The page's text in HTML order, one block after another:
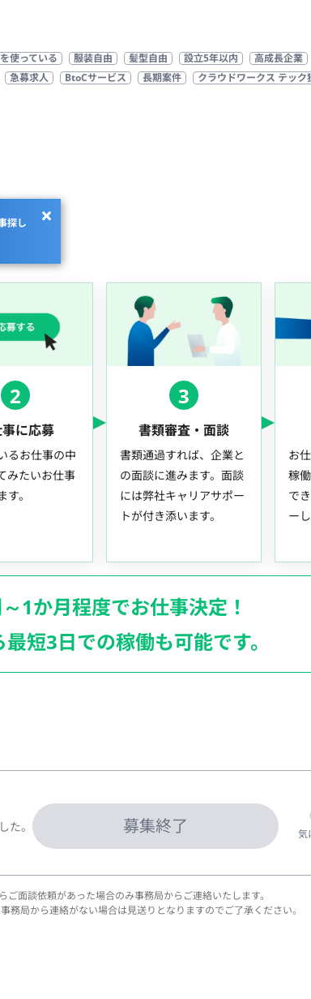
探し
使っている 服装自由 髪型自由 設立5年以内 高成長企業
急募求人 BtoCサービス 長期案件 クラウドワークス テック
2
に応募
るお仕事の中
みたいお仕事
。
3
書類審査・面談
書類通過すれば、企業と
の面談に進みます。面談
には弊社キャリアサポー
トが付き添います。
お
稼
で
ーし
1か月程度でお仕事決定！
最短3日での稼働も可能です。
た。 募集終了 気
ご面談依頼があった場合のみ事務局からご連絡いたします。
務局から連絡がない場合は見送りとなりますのでご了承ください。